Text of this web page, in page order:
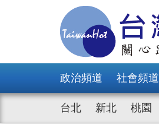
政治頻道 社會頻道
台北 新北 桃園